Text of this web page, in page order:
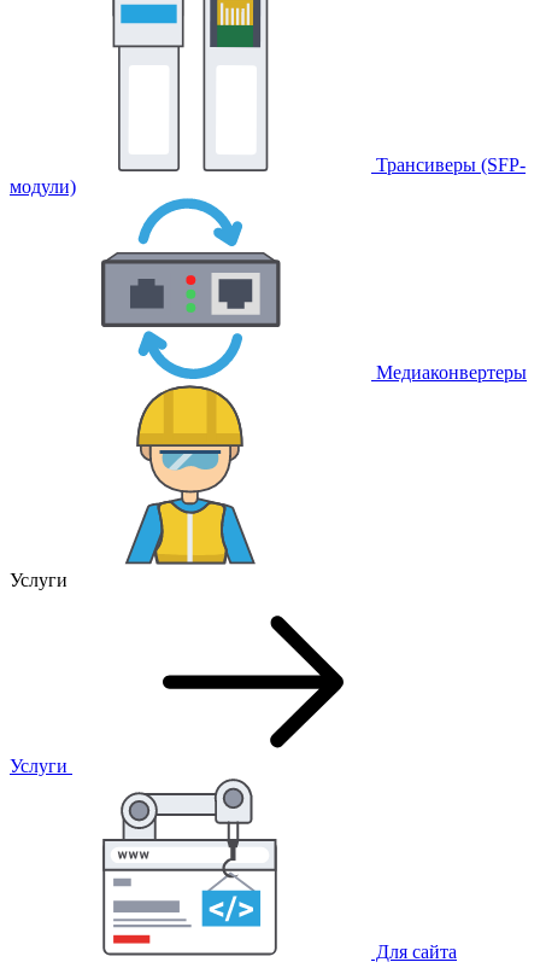
Трансиверы (SFP-
модули)
Медиаконвертеры
Услуги
Услуги
Для сайта